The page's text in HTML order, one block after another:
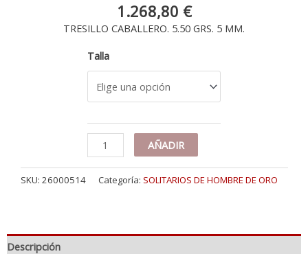
1.268,80 €
TRESILLO CABALLERO. 5.50 GRS. 5 MM.
Talla
18K
TRESILLO
ORO
AMARILLO
3
AÑADIR
SKU: 26000514 Categoría: SOLITARIOS DE HOMBRE DE ORO
Descripción